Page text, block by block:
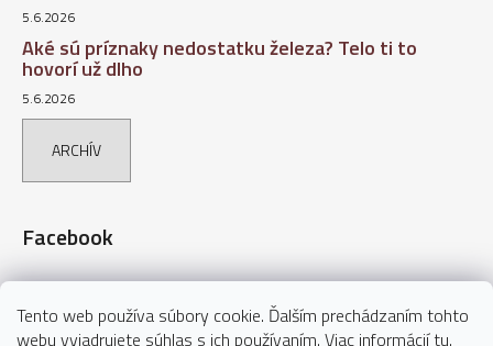
Tento web používa súbory cookie. Ďalším prechádzaním tohto
webu vyjadrujete súhlas s ich používaním. Viac informáciítu.
5.6.2026
Aké sú príznaky nedostatku železa? Telo ti to
hovorí už dlho
5.6.2026
ARCHÍV
Facebook